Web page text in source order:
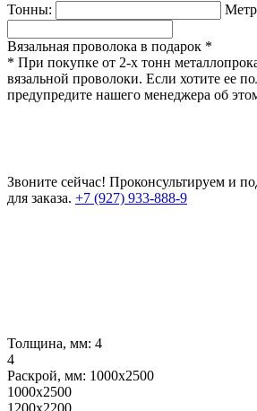
Тонны:
Вязальная проволока в подарок *
* При покупке от 2-х тонн
вязальной проволоки. Если хотите ее
предупредите нашего менеджера об
Звоните сейчас! Проконсультируем и
для заказа. +7 (927) 933-888-9
Толщина, мм: 4
4
Раскрой, мм: 1000х2500
1000х2500